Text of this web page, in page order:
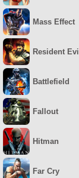
Mass Effect
Resident Evil
Battlefield
Fallout
Hitman
Far Cry